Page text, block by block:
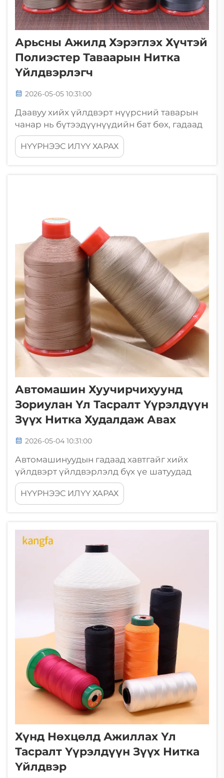
хүртүүрлэлд орж хүртүүрлэлд орж
хүртүүрлэлд орж хүртүүрлэлд орж
хүртүүрлэл......
Арьсны Ажилд Хэрэглэх Хүчтэй
Полиэстер Таваарын Нитка
Үйлдвэрлэгч
2026-05-05 10:31:00
Даавуу хийх үйлдвэрт нүүрсний таварын
чанар нь бүтээдүүнүүдийн бат бөх, гадаад
төрх, нийт ажиллах чадварыг шууд
тодорхойлдог. Мэргэжлийн даавуу хийх
майстрын, үйлдвэрлэгчдийн,
НҮҮРНЭЭС ИЛҮҮ ХАРАХ
Автомашин Хуучирчихуунд
Зориулан Үл Тасралт Үүрэлдүүн
Зүүх Нитка Худалдаж Авах
2026-05-04 10:31:00
Автомашинуудын гадаад хавтгайг хийх
үйлдвэрт үйлдвэрлэлд бүх үе шатуудад
нарийн төвөгтэй бүтэн утас нүүрсний
таварын нөөц, бат бөх, тогтвортой бүтэн
утас нүүрсний таварын нөөц шаардагддаг.
үйлдвэрт бүтээдүүнүүдийн урт
үйлчилгээний хугацаа, гадаад төрхийн
чанарыг тодорхойлдог гол
НҮҮРНЭЭС ИЛҮҮ ХАРАХ
Хүнд Нөхцөлд Ажиллах Үл
Тасралт Үүрэлдүүн Зүүх Нитка
Үйлдвэр